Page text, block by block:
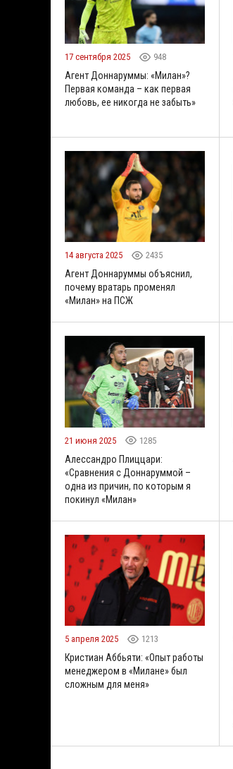
17 сентября 2025 948
Агент Доннаруммы: «Милан»?
Первая команда – как первая
любовь, ее никогда не забыть»
14 августа 2025 2435
Агент Доннаруммы объяснил,
почему вратарь променял
«Милан» на ПСЖ
21 июня 2025 1285
Алессандро Плиццари:
«Сравнения с Доннаруммой –
одна из причин, по которым я
покинул «Милан»
5 апреля 2025 1213
Кристиан Аббьяти: «Опыт работы
менеджером в «Милане» был
сложным для меня»